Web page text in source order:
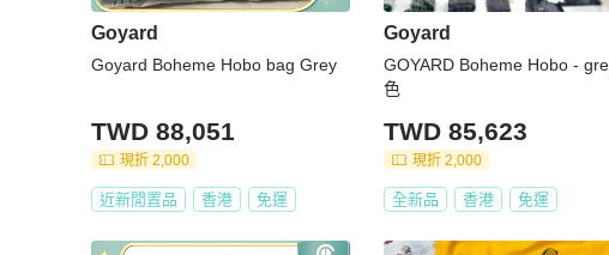
Goyard
Goyard Boheme Hobo bag Grey
TWD 88,051
現折 2,000
近新閒置品 香港 免運
Goyard
GOYARD Boheme Hobo -
色
TWD 85,623
現折 2,000
全新品 香港 免運